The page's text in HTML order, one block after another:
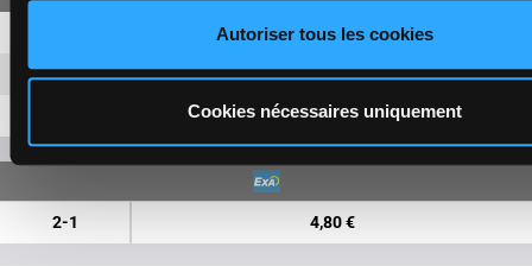
Autoriser tous les cookies
Cookies nécessaires uniquement
2,90 € 1,60 €
2-7 1,80 €
2,40 €
2-1 4,80 €